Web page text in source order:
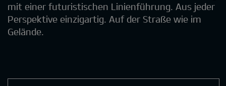
mit einer futuristischen Linienführung. Aus jeder
Perspektive einzigartig. Auf der Straße wie im
Gelände.